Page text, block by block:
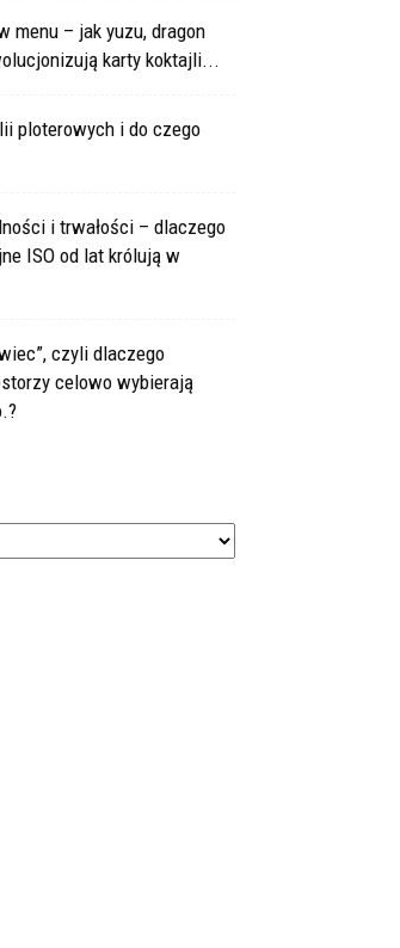
menu – jak yuzu, dragon
karty koktajli...
ploterowych i do czego
i trwałości – dlaczego
ISO od lat królują w
czyli dlaczego
celowo wybierają